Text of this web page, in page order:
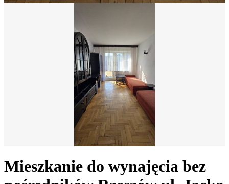
Mieszkanie do wynajęcia bez